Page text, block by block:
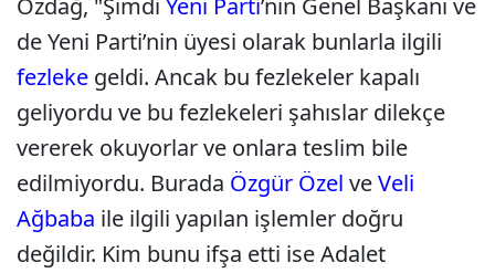
Özdağ, "Şimdi Yeni Parti’nin Genel Başkanı ve
de Yeni Parti’nin üyesi olarak bunlarla ilgili
fezleke geldi. Ancak bu fezlekeler kapalı
geliyordu ve bu fezlekeleri şahıslar dilekçe
vererek okuyorlar ve onlara teslim bile
edilmiyordu. Burada Özgür Özel veVeli
Ağbaba ile ilgili yapılan işlemler doğru
değildir. Kim bunu ifşa etti ise Adalet